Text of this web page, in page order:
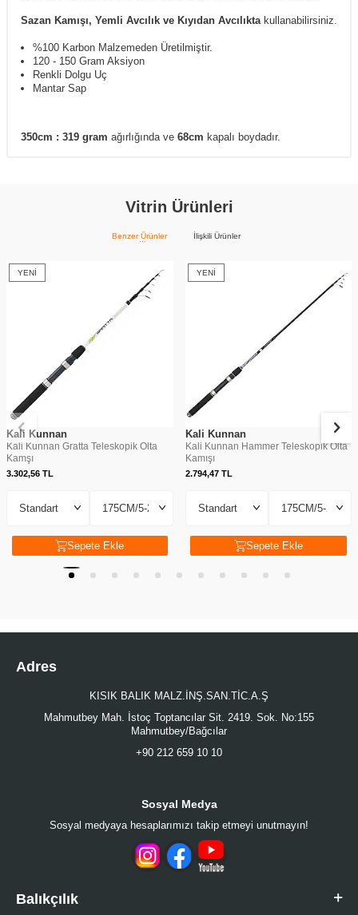
Sazan Kamışı, Yemli Avcılık ve Kıyıdan Avcılıkta kullanabilirsiniz.
%100 Karbon Malzemeden Üretilmiştir.
120 - 150 Gram Aksiyon
Renkli Dolgu Uç
Mantar Sap
350cm : 319 gram ağırlığında ve 68cm kapalı boydadır.
Vitrin Ürünleri
Benzer Ürünler İlişkili Ürünler
YENI
Kali Kunnan
Kali Kunnan Gratta Teleskopik Olta
Kamşı
3.302,56 TL
Sepete Ekle
YENI
Kali Kunnan
Kali Kunnan Hammer Teleskopik Olta
Kamışı
2.794,47TL
Sepete Ekle
Adres
KISIK BALIK MALZ.İNŞ.SAN.TİC.A.Ş
Mahmutbey Mah. İstoç Toptancılar Sit. 2419. Sok. No:155
Mahmutbey/Bağcılar
+90 212 659 10 10
Sosyal Medya
Sosyal medyaya hesaplarımızı takip etmeyi unutmayın!
Balıkçılık